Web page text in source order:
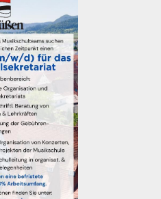
Tourismus
Erlebnisregion
Schwäbischer Albtrauf
Route der
Industriekultur
Senioren